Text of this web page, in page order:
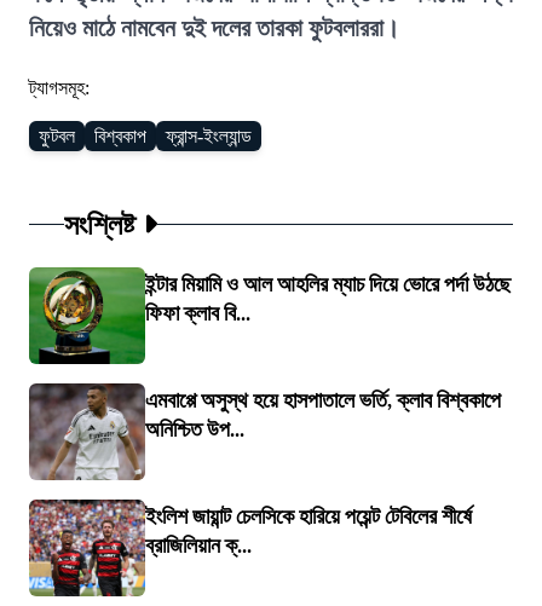
নিয়েও মাঠে নামবেন দুই দলের তারকা ফুটবলাররা।
ট্যাগসমূহ:
ফুটবল বিশ্বকাপ ফ্রান্স-ইংল্যান্ড
সংশ্লিষ্ট
ইন্টার মিয়ামি ও আল আহলির ম্যাচ দিয়ে ভোরে পর্দা উঠছে
ফিফা ক্লাব বি...
এমবাপ্পে অসুস্থ হয়ে হাসপাতালে ভর্তি, ক্লাব বিশ্বকাপে
অনিশ্চিত উপ...
ইংলিশ জায়ান্ট চেলসিকে হারিয়ে পয়েন্ট টেবিলের শীর্ষে
ব্রাজিলিয়ান ক্...